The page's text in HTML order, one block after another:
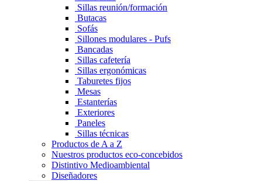
Sillas reunión/formación
Butacas
Sofás
Sillones modulares - Pufs
Bancadas
Sillas cafetería
Sillas ergonómicas
Taburetes fijos
Mesas
Estanterías
Exteriores
Paneles
Sillas técnicas
Productos de A a Z
Nuestros productos eco-concebidos
Distintivo Medioambiental
Diseñadores